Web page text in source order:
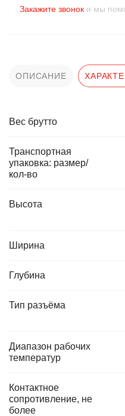
Закажите звоноки мы
ОПИСАНИЕ
Вес брутто
Транспортная
упаковка: размер/
кол-во
Высота
Ширина
Глубина
Тип разъёма
Диапазон рабочих
температур
Контактное
сопротивление, не
более